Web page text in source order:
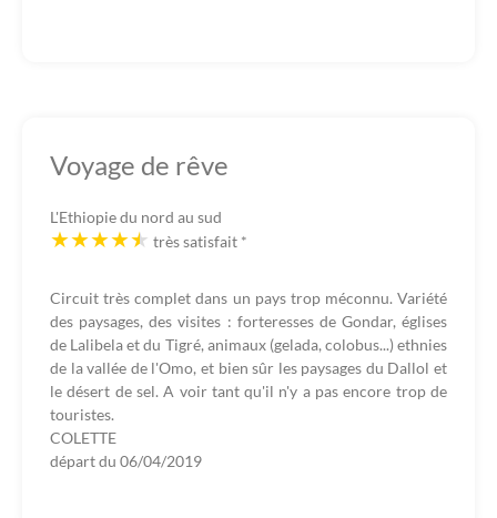
Voyage de rêve
L'Ethiopie du nord au sud
très satisfait *
Circuit très complet dans un pays trop méconnu. Variété
des paysages, des visites : forteresses de Gondar, églises
de Lalibela et du Tigré, animaux (gelada, colobus...) ethnies
de la vallée de l'Omo, et bien sûr les paysages du Dallol et
le désert de sel. A voir tant qu'il n'y a pas encore trop de
touristes.
COLETTE
départ du 06/04/2019